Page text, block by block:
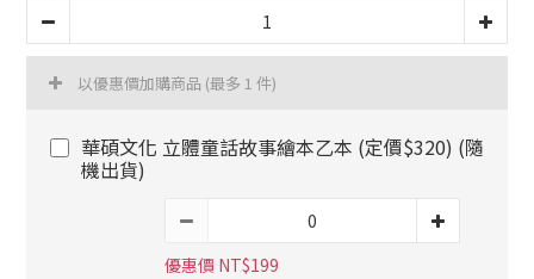
以優惠價加購商品 (最多 1 件)
華碩文化 立體童話故事繪本乙本 (定價$320) (隨
機出貨)
優惠價 NT$199